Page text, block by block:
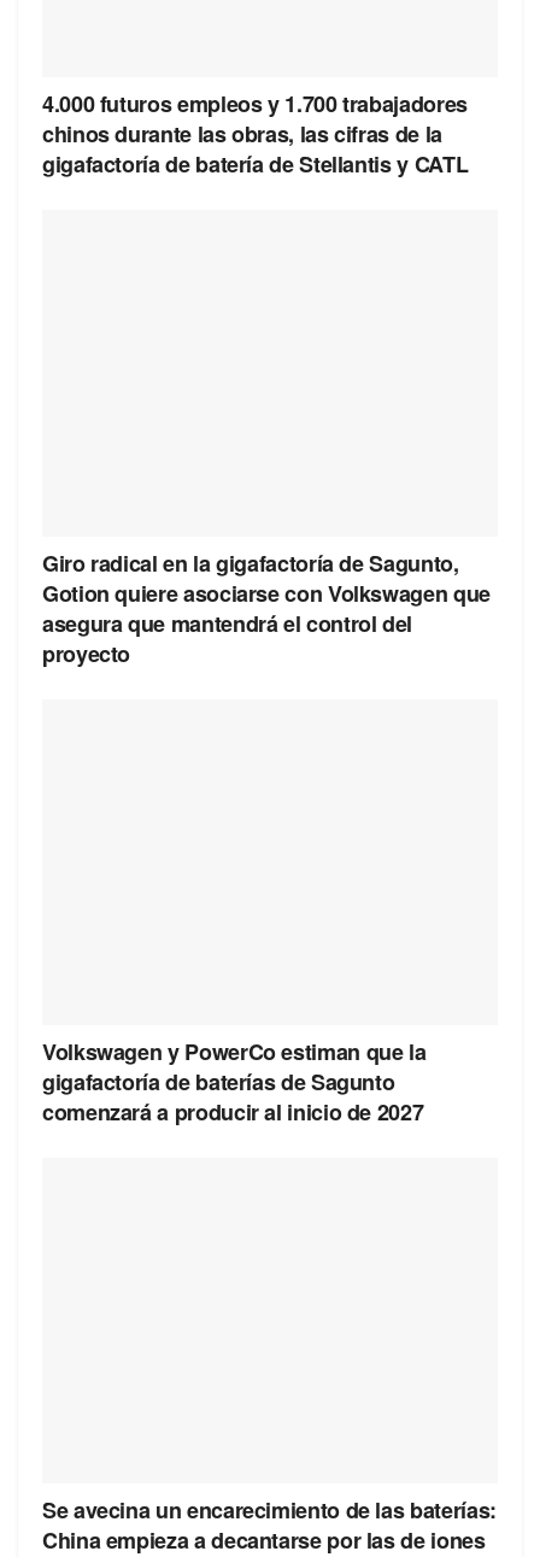
4.000 futuros empleos y 1.700 trabajadores
chinos durante las obras, las cifras de la
gigafactoría de batería de Stellantis y CATL
Giro radical en la gigafactoría de Sagunto,
Gotion quiere asociarse con Volkswagen que
asegura que mantendrá el control del
proyecto
Volkswagen y PowerCo estiman que la
gigafactoría de baterías de Sagunto
comenzará a producir al inicio de 2027
Se avecina un encarecimiento de las baterías:
China empieza a decantarse por las de iones